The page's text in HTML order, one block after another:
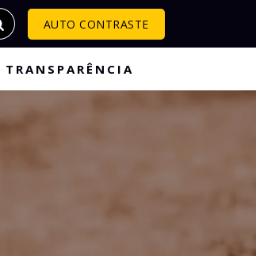
AUTO CONTRASTE
TRANSPARÊNCIA